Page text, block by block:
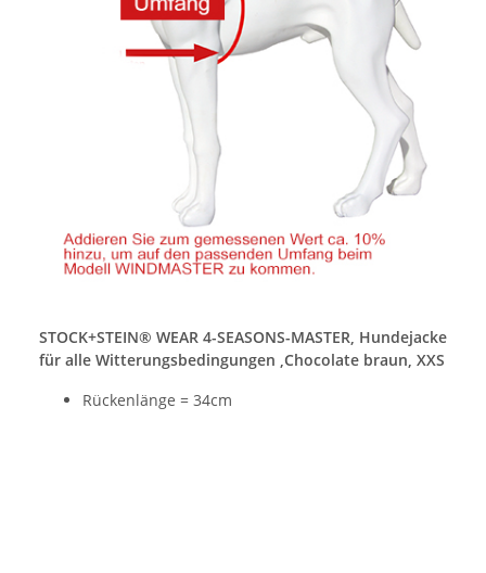
STOCK+STEIN® WEAR 4-SEASONS-MASTER, Hundejacke
für alle Witterungsbedingungen ,Chocolate braun, XXS
Rückenlänge = 34cm